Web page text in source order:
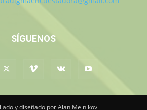
SÍGUENOS
y diseñado por Alan Melnikov